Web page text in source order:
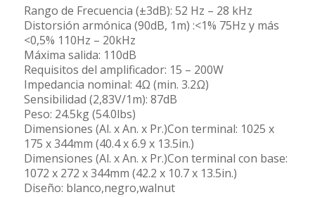
Rango de Frecuencia (±3dB): 52 Hz – 28 kHz
Distorsión armónica (90dB, 1m) :<1% 75Hz y más
<0,5% 110Hz – 20kHz
Máxima salida: 110dB
Requisitos del amplificador: 15 – 200W
Impedancia nominal: 4Ω (min. 3.2Ω)
Sensibilidad (2,83V/1m): 87dB
Peso: 24.5kg (54.0lbs)
Dimensiones (Al. x An. x Pr.)Con terminal: 1025 x
175 x 344mm (40.4 x 6.9 x 13.5in.)
Dimensiones (Al. x An. x Pr.)Con terminal con base:
1072 x 272 x 344mm (42.2 x 10.7 x 13.5in.)
Diseño: blanco,negro,walnut